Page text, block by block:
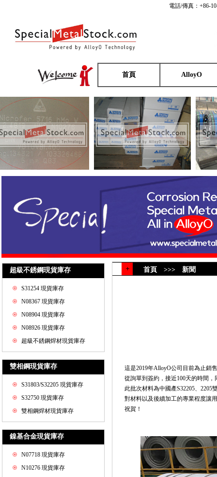
電話/傳真：+86-
首頁 AlloyO
超級不銹鋼現貨庫存
S31254 現貨庫存
N08367 現貨庫存
N08904 現貨庫存
N08926 現貨庫存
超級不銹鋼焊材現貨庫存
雙相鋼現貨庫存
S31803/S32205 現貨庫存
S32750 現貨庫存
雙相鋼焊材現貨庫存
鎳基合金現貨庫存
N07718 現貨庫存
N10276 現貨庫存
首頁 >>> 新聞
這是2019年AlloyO公司目前為止銷
從詢單到簽約，接近100天的時間
此批次材料為中國產S32205、2205
對材料以及後續加工的專業程度讓
祝賀！